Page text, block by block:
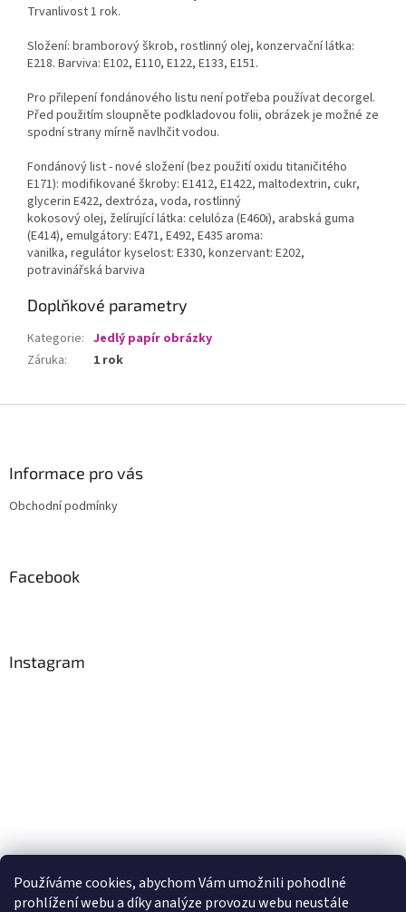
Používáme cookies, abychom Vám umožnili pohodlné
prohlížení webu a díky analýze provozu webu neustále
Trvanlivost 1 rok.
Složení: bramborový škrob, rostlinný olej, konzervační látka:
E218. Barviva: E102, E110, E122, E133, E151.
Pro přilepení fondánového listu není potřeba používat decorgel.
Před použitím sloupněte podkladovou folii, obrázek je možné ze
spodní strany mírně navlhčit vodou.
Fondánový list - nové složení (bez použití oxidu titaničitého
E171): modifikované škroby: E1412, E1422, maltodextrin, cukr,
glycerin E422, dextróza, voda, rostlinný
kokosový olej, želírující látka: celulóza (E460i), arabská guma
(E414), emulgátory: E471, E492, E435 aroma:
vanilka, regulátor kyselost: E330, konzervant: E202,
potravinářská barviva
Doplňkové parametry
Kategorie: Jedlý papír obrázky
Záruka: 1 rok
Informace pro vás
Obchodní podmínky
Facebook
Instagram
Sledovat na Instagramu